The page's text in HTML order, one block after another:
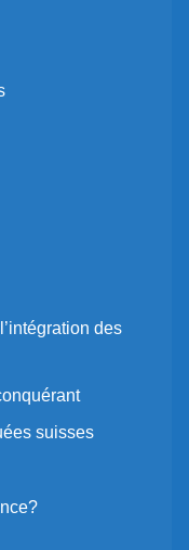
des
suisses